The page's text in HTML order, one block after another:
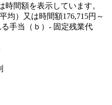
間額を表示しています。
均）又は時間額176,715円～
手当（ｂ）- 固定残業代